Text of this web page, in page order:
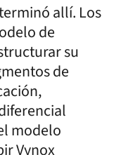
allí. Los
de
su
de
modelo
Vynox